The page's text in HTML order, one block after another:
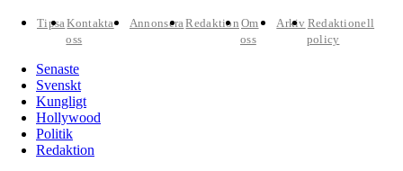
TipsaKontakta
oss
AnnonseraRedaktion Om
oss
Arkiv Redaktionell
policy
Senaste
Svenskt
Kungligt
Hollywood
Politik
Redaktion